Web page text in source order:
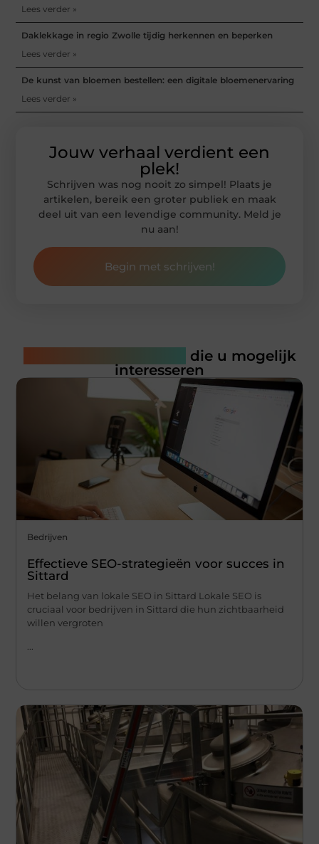
Lees verder »
Daklekkage in regio Zwolle tijdig herkennen en beperken
Lees verder »
De kunst van bloemen bestellen: een digitale bloemenervaring
Lees verder »
Jouw verhaal verdient een
plek!
Schrijven was nog nooit zo simpel! Plaats je
artikelen, bereik een groter publiek en maak
deel uit van een levendige community. Meld je
nu aan!
Begin met schrijven!
die u mogelijk
interesseren
Bedrijven
Effectieve SEO-strategieën voor succes in
Sittard
Het belang van lokale SEO in Sittard Lokale SEO is
cruciaal voor bedrijven in Sittard die hun zichtbaarheid
willen vergroten
...